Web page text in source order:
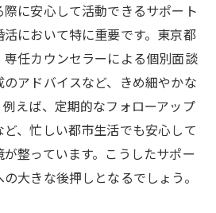
に安心して活動できるサポート
において特に重要です。東京都
任カウンセラーによる個別面談
アドバイスなど、きめ細やかな
えば、定期的なフォローアップ
、忙しい都市生活でも安心して
整っています。こうしたサポー
大きな後押しとなるでしょう。